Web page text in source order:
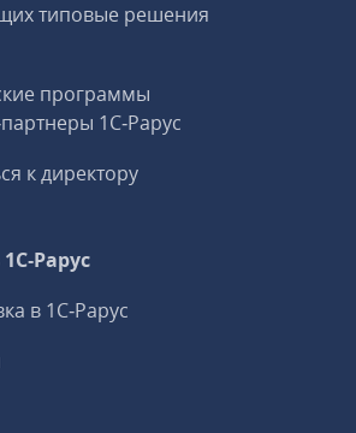
типовые решения
программы
1С‑Рарус
к директору
в 1С‑Рарус